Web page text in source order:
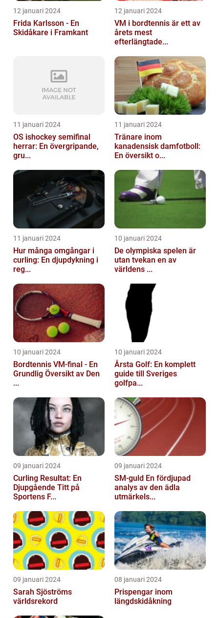
12 januari 2024
Frida Karlsson - En
Skidåkare i Framkant
12 januari 2024
VM i bordtennis är ett av
årets mest
efterlängtade...
11 januari 2024
OS ishockey semifinal
herrar: En övergripande,
gru...
11 januari 2024
Tränare inom
kanadensisk damfotboll:
En översikt o...
11 januari 2024
Hur många omgångar i
curling: En djupdykning i
reg...
10 januari 2024
De olympiska spelen är
utan tvekan en av
världens ...
10 januari 2024
Bordtennis VM-final - En
Grundlig Översikt av Den
...
10 januari 2024
Årsta Golf: En komplett
guide till Sveriges
golfpa...
09 januari 2024
Curling Resultat: En
Djupgående Titt på
Sportens F...
09 januari 2024
SM-guld En fördjupad
analys av den ädla
utmärkels...
09 januari 2024
Sarah Sjöströms
världsrekord
08 januari 2024
Prispengar inom
längdskidåkning